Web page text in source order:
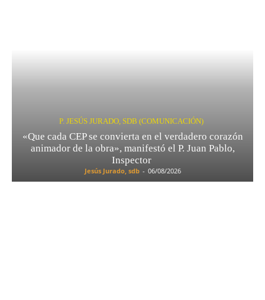
P. JESÚS JURADO, SDB (COMUNICACIÓN)
«Que cada CEP se convierta en el verdadero corazón
animador de la obra», manifestó el P. Juan Pablo,
Inspector
Jesús Jurado, sdb - 06/08/2026